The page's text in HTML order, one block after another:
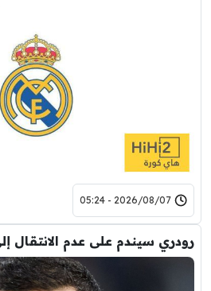
2026/08/07 - 05:24
رودري سيندم على عدم الانتقال